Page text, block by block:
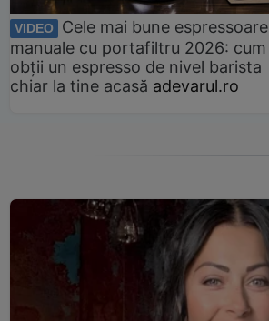
VIDEO
Cele mai bune espressoare
manuale cu portafiltru 2026: cum
obții un espresso de nivel barista
chiar la tine acasă adevarul.ro